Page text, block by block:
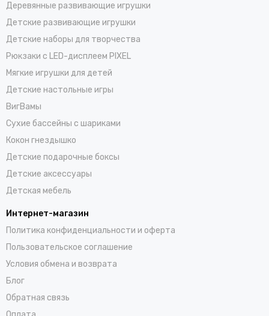
Деревянные развивающие игрушки
Детские развивающие игрушки
Детские наборы для творчества
Рюкзаки с LED-дисплеем PIXEL
Мягкие игрушки для детей
Детские настольные игры
ВигВамы
Cухие бассейны c шариками
Кокон гнездышко
Детские подарочные боксы
Детские аксессуары
Детская мебель
Интернет-магазин
Политика конфиденциальности и оферта
Пользовательское соглашение
Условия обмена и возврата
Блог
Обратная связь